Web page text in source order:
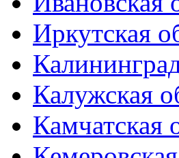
Иркутская
Калужская
Камчатская